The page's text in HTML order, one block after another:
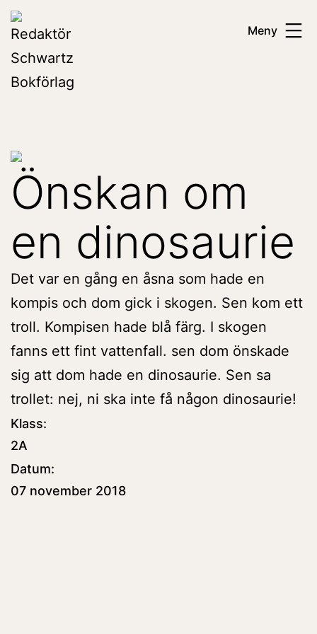
Hoppa
till
innehåll
Redaktör
Schwartz
Bokförlag
Meny
Önskan om
en dinosaurie
Det var en gång en åsna som hade en
kompis och dom gick i skogen. Sen kom ett
troll. Kompisen hade blå färg. I skogen
fanns ett fint vattenfall. sen dom önskade
sig att dom hade en dinosaurie. Sen sa
trollet: nej, ni ska inte få någon dinosaurie!
Klass:
2A
Datum:
07 november 2018